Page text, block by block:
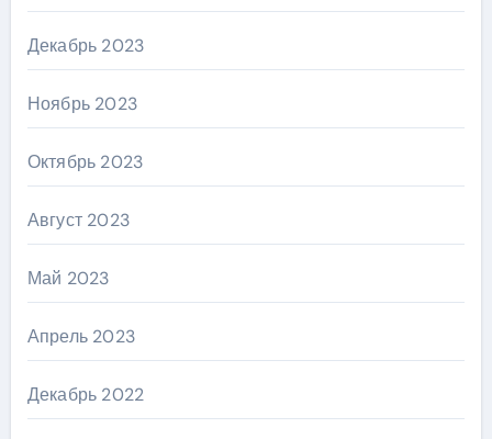
Декабрь 2023
Ноябрь 2023
Октябрь 2023
Август 2023
Май 2023
Апрель 2023
Декабрь 2022